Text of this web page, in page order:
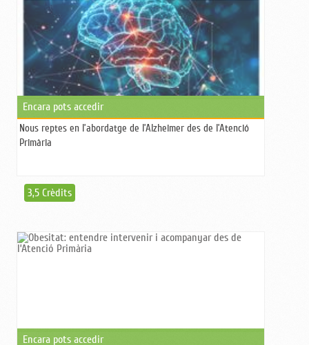
Encara pots accedir
Nous reptes en l’abordatge de l’Alzheimer des de l’Atenció
Primària
3,5 Crèdits
Encara pots accedir